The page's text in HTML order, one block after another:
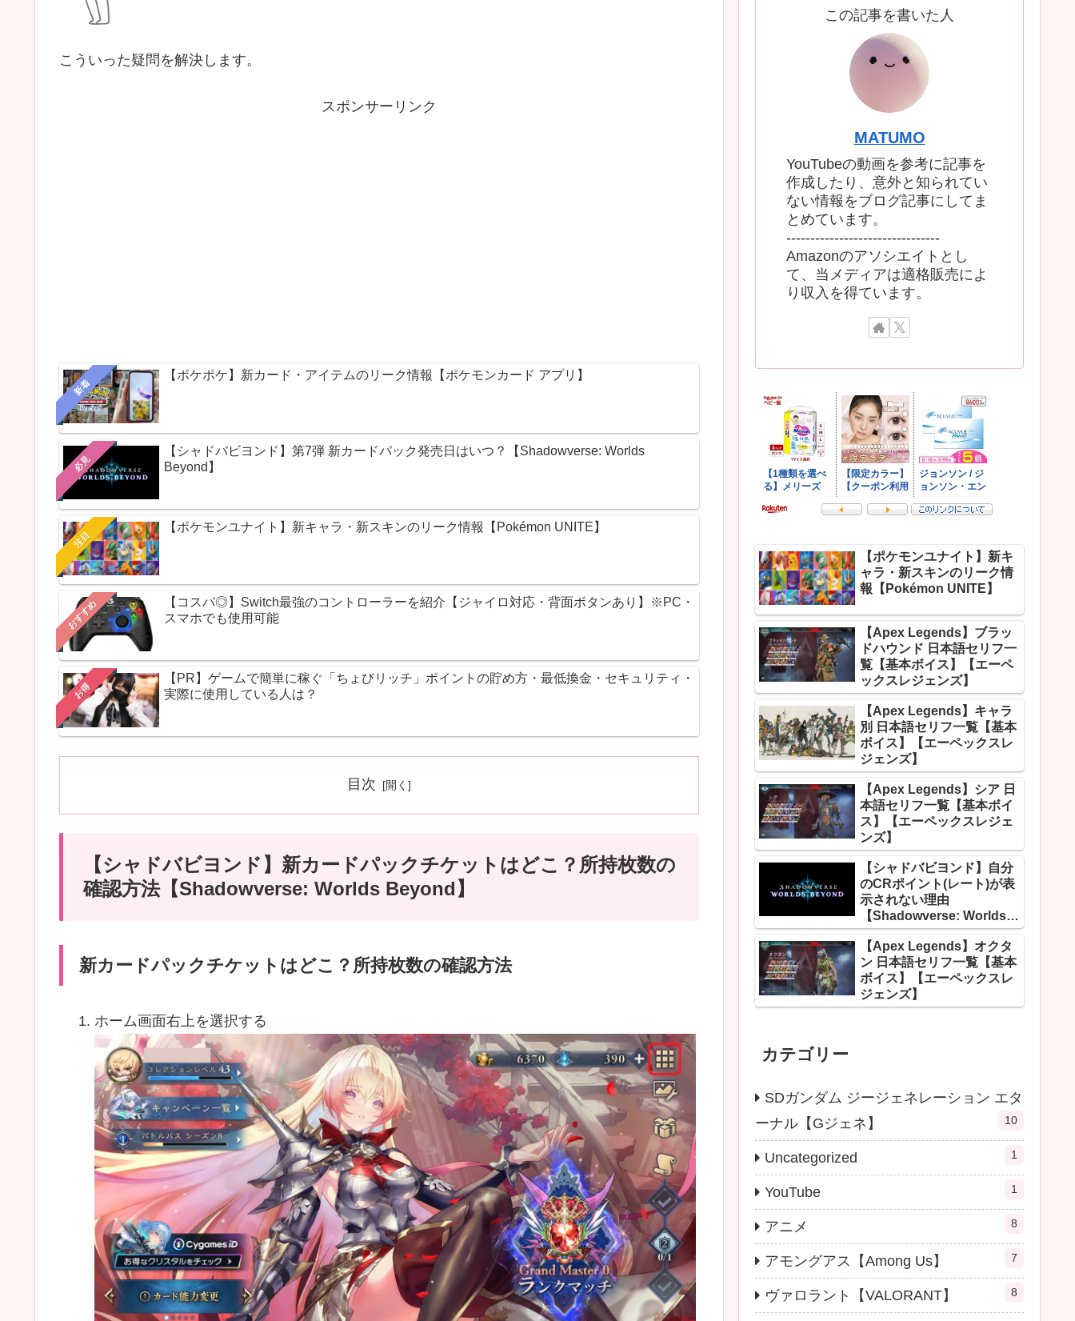
こういった疑問を解決します。
スポンサーリンク
新着
【ポケポケ】新カード・アイテムのリーク情報【ポケモンカード アプリ】
必見
【シャドバビヨンド】第7弾 新カードパック発売日はいつ？【Shadowverse: Worlds
Beyond】
注目
【ポケモンユナイト】新キャラ・新スキンのリーク情報【Pokémon UNITE】
おすすめ
【コスパ◎】Switch最強のコントローラーを紹介【ジャイロ対応・背面ボタンあり】※PC・
スマホでも使用可能
お得
【PR】ゲームで簡単に稼ぐ「ちょびリッチ」ポイントの貯め方・最低換金・セキュリティ・
実際に使用している人は？
目次
【シャドバビヨンド】新カードパックチケットはどこ？所持枚数の
確認方法【Shadowverse: Worlds Beyond】
新カードパックチケットはどこ？所持枚数の確認方法
ホーム画面右上を選択する
この記事を書いた人
MATUMO
YouTubeの動画を参考に記事を
作成したり、意外と知られてい
ない情報をブログ記事にしてま
とめています。
--------------------------------
Amazonのアソシエイトとし
て、当メディアは適格販売によ
り収入を得ています。
【ポケモンユナイト】新キ
ャラ・新スキンのリーク情
報【Pokémon UNITE】
【Apex Legends】ブラッ
ドハウンド 日本語セリフ一
覧【基本ボイス】【エーペ
ックスレジェンズ】
【Apex Legends】キャラ
別 日本語セリフ一覧【基本
ボイス】【エーペックスレ
ジェンズ】
【Apex Legends】シア 日
本語セリフ一覧【基本ボイ
ス】【エーペックスレジェ
ンズ】
【シャドバビヨンド】自分
のCRポイント(レート)が表
示されない理由
【Shadowverse: Worlds
Beyond】
【Apex Legends】オクタ
ン 日本語セリフ一覧【基本
ボイス】【エーペックスレ
ジェンズ】
カテゴリー
SDガンダム ジージェネレーション エタ
ーナル【Gジェネ】
10
Uncategorized 1
YouTube 1
アニメ 8
アモングアス【Among Us】 7
ヴァロラント【VALORANT】 8